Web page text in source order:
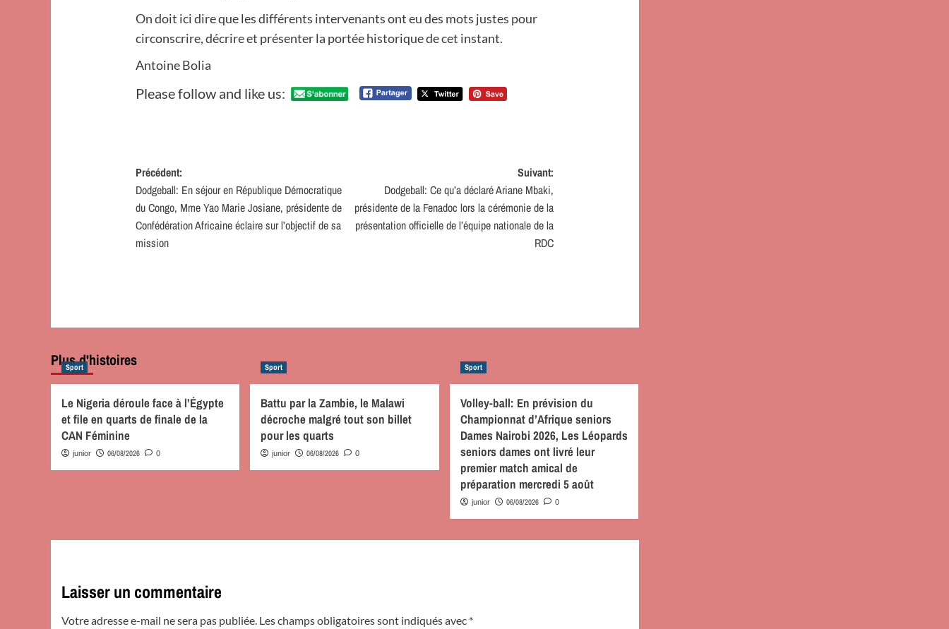
On doit ici dire que les différents intervenants ont eu des mots justes pour
circonscrire, décrire et présenter la portée historique de cet instant.
Antoine Bolia
Please follow and like us:
Navigation
d’article
Précédent:
Dodgeball: En séjour en République Démocratique
du Congo, Mme Yao Marie Josiane, présidente de
Confédération Africaine éclaire sur l’objectif de sa
mission
Suivant:
Dodgeball: Ce qu’a déclaré Ariane Mbaki,
présidente de la Fenadoc lors la cérémonie de la
présentation officielle de l’équipe nationale de la
RDC
Plus d'histoires
Sport
Le Nigeria déroule face à l’Égypte
et file en quarts de finale de la
CAN Féminine
junior 06/08/2026 0
Sport
Battu par la Zambie, le Malawi
décroche malgré tout son billet
pour les quarts
junior 06/08/2026 0
Sport
Volley-ball: En prévision du
Championnat d’Afrique seniors
Dames Nairobi 2026, Les Léopards
seniors dames ont livré leur
premier match amical de
préparation mercredi 5 août
junior 06/08/2026 0
Laisser un commentaire
Votre adresse e-mail ne sera pas publiée. Les champs obligatoires sont indiqués avec *